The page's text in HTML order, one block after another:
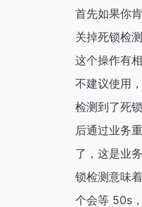
首先如果你
关掉死锁检
这个操作有
不建议使用
检测到了死
后通过业务
了，这是业
锁检测意味
个会等 50s